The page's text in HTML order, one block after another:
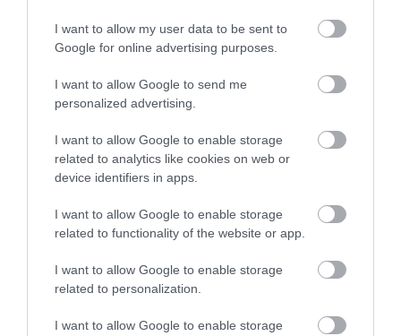
I want to allow my user data to be sent to
Google for online advertising purposes.
I want to allow Google to send me
personalized advertising.
I want to allow Google to enable storage
related to analytics like cookies on web or
device identifiers in apps.
I want to allow Google to enable storage
related to functionality of the website or app.
I want to allow Google to enable storage
related to personalization.
I want to allow Google to enable storage